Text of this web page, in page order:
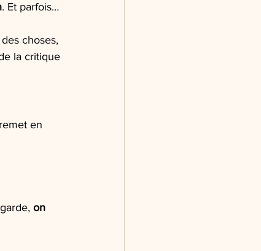
. Et parfois…
choses,
la critique
en
on